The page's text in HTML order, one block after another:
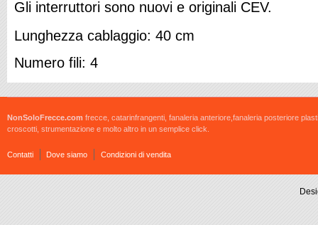
Gli interruttori sono nuovi e originali CEV.
Lunghezza cablaggio: 40 cm
Numero fili: 4
NonSoloFrecce.com frecce, catarinfrangenti, fanaleria anteriore,fanaleria posteriore
croscotti, strumentazione e molto altro in un semplice click.
Contatti Dove siamo Condizioni di vendita